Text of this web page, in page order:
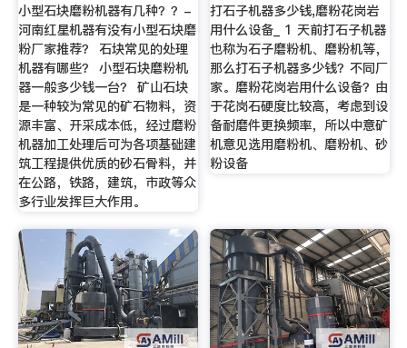
小型石块磨粉机器有几种？？-
河南红星机器有没有小型石块磨
粉厂家推荐？ 石块常见的处理
机器有哪些？ 小型石块磨粉机
器一般多少钱一台？ 矿山石块
是一种较为常见的矿石物料，资
源丰富、开采成本低，经过磨粉
机器加工处理后可为各项基础建
筑工程提供优质的砂石骨料，并
在公路，铁路，建筑，市政等众
多行业发挥巨大作用。
打石子机器多少钱,磨粉花岗岩
用什么设备_ 1 天前打石子机器
也称为石子磨粉机、磨粉机等，
那么打石子机器多少钱？不同厂
家。磨粉花岗岩用什么设备？由
于花岗石硬度比较高，考虑到设
备耐磨件更换频率，所以中意矿
机意见选用磨粉机、磨粉机、砂
粉设备